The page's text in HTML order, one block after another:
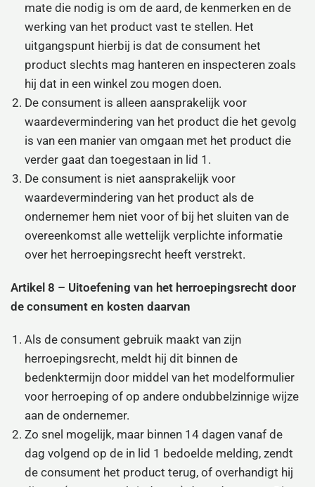
mate die nodig is om de aard, de kenmerken en de
werking van het product vast te stellen. Het
uitgangspunt hierbij is dat de consument het
product slechts mag hanteren en inspecteren zoals
hij dat in een winkel zou mogen doen.
De consument is alleen aansprakelijk voor
waardevermindering van het product die het gevolg
is van een manier van omgaan met het product die
verder gaat dan toegestaan in lid 1.
De consument is niet aansprakelijk voor
waardevermindering van het product als de
ondernemer hem niet voor of bij het sluiten van de
overeenkomst alle wettelijk verplichte informatie
over het herroepingsrecht heeft verstrekt.
Artikel 8 – Uitoefening van het herroepingsrecht door
de consument en kosten daarvan
Als de consument gebruik maakt van zijn
herroepingsrecht, meldt hij dit binnen de
bedenktermijn door middel van het modelformulier
voor herroeping of op andere ondubbelzinnige wijze
aan de ondernemer.
Zo snel mogelijk, maar binnen 14 dagen vanaf de
dag volgend op de in lid 1 bedoelde melding, zendt
de consument het product terug, of overhandigt hij